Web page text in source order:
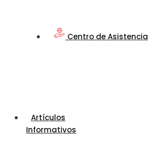
Centro de Asistencia
Artículos
Informativos